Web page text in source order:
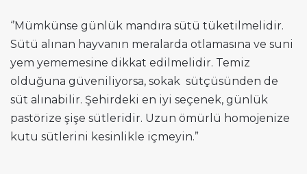
‘’Mümkünse günlük mandıra sütü tüketilmelidir.
Sütü alınan hayvanın meralarda otlamasına ve suni
yem yememesine dikkat edilmelidir. Temiz
olduğuna güveniliyorsa, sokak sütçüsünden de
süt alınabilir. Şehirdeki en iyi seçenek, günlük
pastörize şişe sütleridir. Uzun ömürlü homojenize
kutu sütlerini kesinlikle içmeyin.”